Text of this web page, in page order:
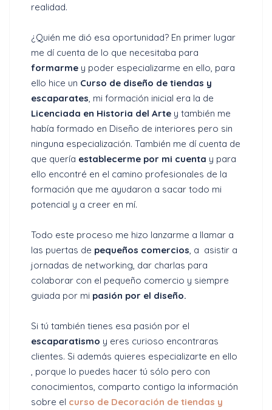
realidad.
¿Quién me dió esa oportunidad? En primer lugar
me dí cuenta de lo que necesitaba para
formarme y poder especializarme en ello, para
ello hice un Curso de diseño de tiendas y
escaparates , mi formación inicial era la de
Licenciada en Historia del Arte y también me
había formado en Diseño de interiores pero sin
ninguna especialización. También me dí cuenta de
que quería establecerme por mi cuenta y para
ello encontré en el camino profesionales de la
formación que me ayudaron a sacar todo mi
potencial y a creer en mí.
Todo este proceso me hizo lanzarme a llamar a
las puertas de pequeños comercios , a asistir a
jornadas de networking, dar charlas para
colaborar con el pequeño comercio y siempre
guiada por mi pasión por el diseño.
Si tú también tienes esa pasión por el
escaparatismo y eres curioso encontraras
clientes. Si además quieres especializarte en ello
, porque lo puedes hacer tú sólo pero con
conocimientos, comparto contigo la información
sobre el curso de Decoración de tiendas y